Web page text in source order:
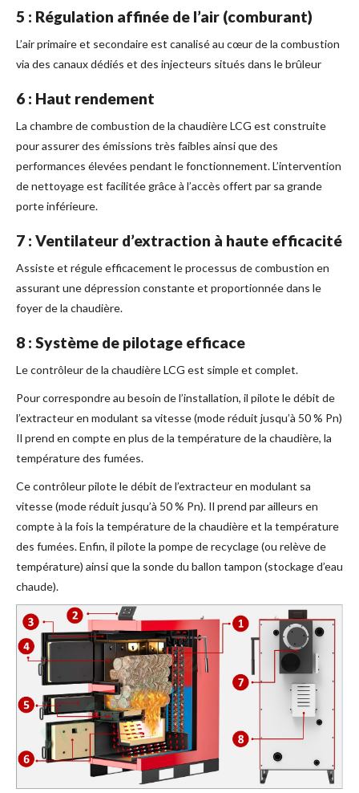
5 : Régulation affinée de l’air (comburant)
L’air primaire et secondaire est canalisé au cœur de la combustion
via des canaux dédiés et des injecteurs situés dans le brûleur
6 : Haut rendement
La chambre de combustion de la chaudière LCG est construite
pour assurer des émissions très faibles ainsi que des
performances élevées pendant le fonctionnement. L’intervention
de nettoyage est facilitée grâce à l’accès offert par sa grande
porte inférieure.
7 : Ventilateur d’extraction à haute efficacité
Assiste et régule efficacement le processus de combustion en
assurant une dépression constante et proportionnée dans le
foyer de la chaudière.
8 : Système de pilotage efficace
Le contrôleur de la chaudière LCG est simple et complet.
Pour correspondre au besoin de l’installation, il pilote le débit de
l’extracteur en modulant sa vitesse (mode réduit jusqu’à 50 % Pn)
Il prend en compte en plus de la température de la chaudière, la
température des fumées.
Ce contrôleur pilote le débit de l’extracteur en modulant sa
vitesse (mode réduit jusqu’à 50 % Pn). Il prend par ailleurs en
compte à la fois la température de la chaudière et la température
des fumées. Enfin, il pilote la pompe de recyclage (ou relève de
température) ainsi que la sonde du ballon tampon (stockage d’eau
chaude).